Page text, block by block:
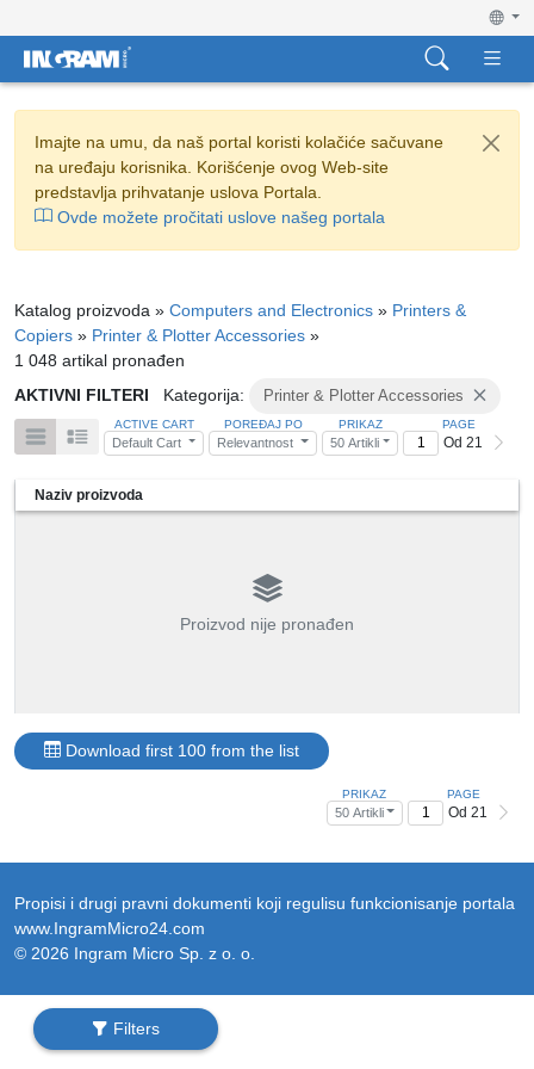
Imajte na umu, da naš portal koristi kolačiće sačuvane
na uređaju korisnika. Korišćenje ovog Web-site
predstavlja prihvatanje uslova Portala.
Ovde možete pročitati uslove našeg portala
Katalog proizvoda » Computers and Electronics » Printers &
Copiers » Printer & Plotter Accessories »
1 048 artikal pronađen
AKTIVNI FILTERI
Kategorija: Printer & Plotter Accessories
ACTIVE CART
Default Cart
POREĐAJ PO
Relevantnost
PRIKAZ
50 Artikli
PAGE
Od 21
Filters
Naziv proizvoda
Proizvod nije pronađen
Download first 100 from the list
PRIKAZ
50 Artikli
PAGE
Od 21
Propisi i drugi pravni dokumenti koji regulisu funkcionisanje portala
www.IngramMicro24.com
© 2026 Ingram Micro Sp. z o. o.